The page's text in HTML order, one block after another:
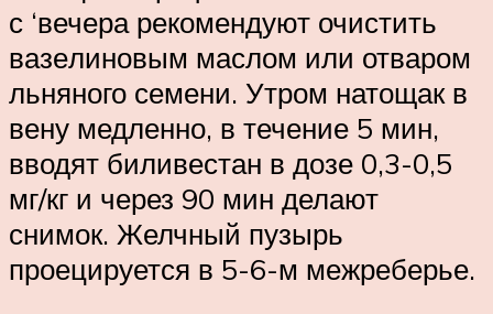
с ‘вечера рекомендуют очистить
вазе­линовым маслом или отваром
льняного семени. Утром натощак в
вену медленно, в течение 5 мин,
вводят биливестан в дозе 0,3-0,5
мг/кг и через 90 мин делают
снимок. Желчный пузырь
проецируется в 5-6-м межреберье.